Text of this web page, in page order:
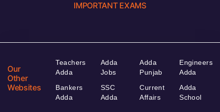
IMPORTANT EXAMS
Our
Other
Websites
Teachers
Adda
Bankers
Adda
Adda
Jobs
SSC
Adda
Adda
Punjab
Current
Affairs
Engineers
Adda
Adda
School